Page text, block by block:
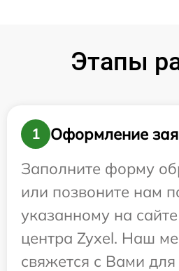
Этапы
1
Оформление
Заполните форму
или позвоните нам
указанному на
центра Zyxel. Наш
свяжется с Вами для